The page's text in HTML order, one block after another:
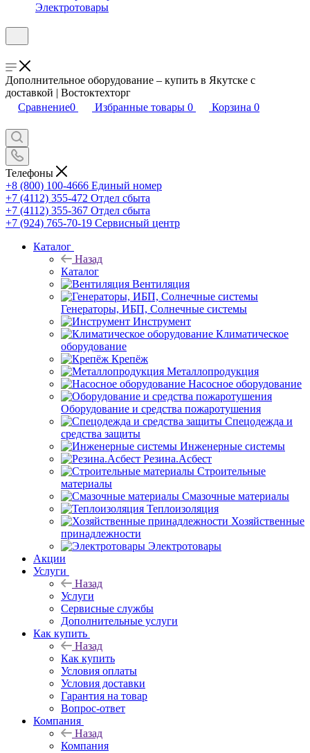
Электротовары
Дополнительное оборудование – купить в Якутске с
доставкой | Востоктехторг
Сравнение0 Избранные товары 0 Корзина 0
Телефоны
+8 (800) 100-4666 Единый номер
+7 (4112) 355-472 Отдел сбыта
+7 (4112) 355-367 Отдел сбыта
+7 (924) 765-70-19 Сервисный центр
Каталог
Назад
Каталог
Вентиляция
Генераторы, ИБП, Солнечные системы
Инструмент
Климатическое
оборудование
Крепёж
Металлопродукция
Насосное оборудование
Оборудование и средства пожаротушения
Спецодежда и
средства защиты
Инженерные системы
Резина.Асбест
Строительные
материалы
Смазочные материалы
Теплоизоляция
Хозяйственные
принадлежности
Электротовары
Акции
Услуги
Назад
Услуги
Сервисные службы
Дополнительные услуги
Как купить
Назад
Как купить
Условия оплаты
Условия доставки
Гарантия на товар
Вопрос-ответ
Компания
Назад
Компания